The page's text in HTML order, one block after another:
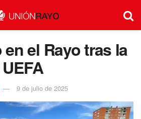
el Rayo tras la
9 de julio de 2025